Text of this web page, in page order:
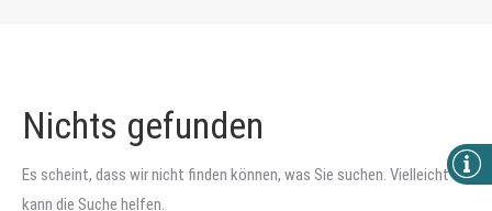
Nichts gefunden
Es scheint, dass wir nicht finden können, was Sie suchen. Vielleicht
kann die Suche helfen.